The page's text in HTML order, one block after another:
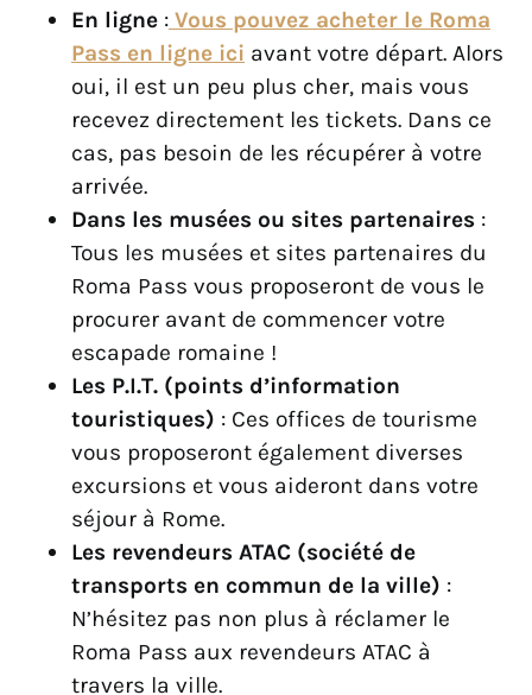
En ligne : Vous pouvez acheter le Roma
Pass en ligne ici avant votre départ. Alors
oui, il est un peu plus cher, mais vous
recevez directement les tickets. Dans ce
cas, pas besoin de les récupérer à votre
arrivée.
Dans les musées ou sites partenaires :
Tous les musées et sites partenaires du
Roma Pass vous proposeront de vous le
procurer avant de commencer votre
escapade romaine !
Les P.I.T. (points d’information
touristiques) : Ces offices de tourisme
vous proposeront également diverses
excursions et vous aideront dans votre
séjour à Rome.
Les revendeurs ATAC (société de
transports en commun de la ville) :
N’hésitez pas non plus à réclamer le
Roma Pass aux revendeurs ATAC à
travers la ville.